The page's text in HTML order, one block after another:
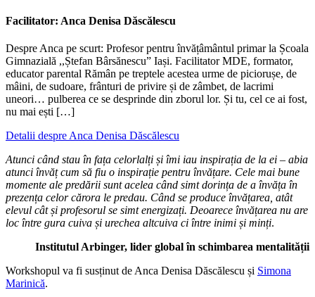
Facilitator: Anca Denisa Dăscălescu
Despre Anca pe scurt: Profesor pentru învățâmântul primar la Școala
Gimnazială ,,Ștefan Bârsănescu” Iași. Facilitator MDE, formator,
educator parental Rămân pe treptele acestea urme de piciorușe, de
mâini, de sudoare, frânturi de privire și de zâmbet, de lacrimi
uneori… pulberea ce se desprinde din zborul lor. Și tu, cel ce ai fost,
nu mai ești […]
Detalii despre Anca Denisa Dăscălescu
Atunci când stau în fața celorlalți și îmi iau inspirația de la ei – abia
atunci învăț cum să fiu o inspirație pentru învățare. Cele mai bune
momente ale predării sunt acelea când simt dorința de a învăța în
prezența celor cărora le predau. Când se produce învățarea, atât
elevul cât și profesorul se simt energizați. Deoarece învățarea nu are
loc între gura cuiva și urechea altcuiva ci între inimi și minți.
Institutul Arbinger, lider global în schimbarea mentalității
Workshopul va fi susținut de Anca Denisa Dăscălescu și Simona
Marinică.